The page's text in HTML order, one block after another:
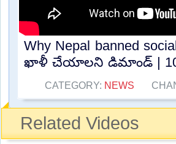
Why Nepal banned
ఖాళీ చేయాలని డిమాండ్ |
CATEGORY: NEWS
Related Videos